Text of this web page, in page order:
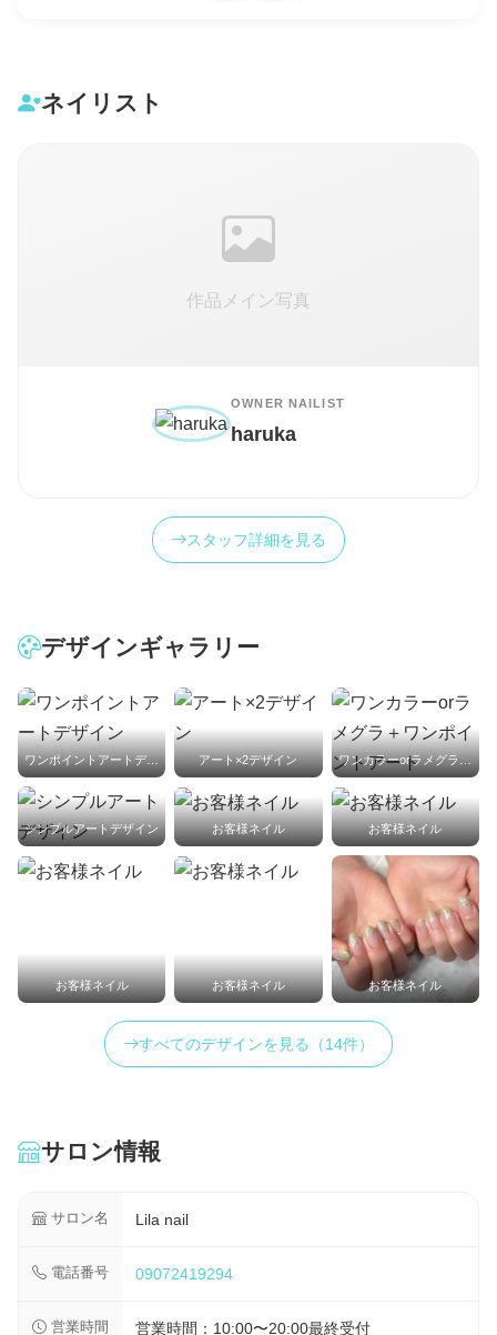
ネイリスト
作品メイン写真
OWNER NAILIST
haruka
スタッフ詳細を見る
デザインギャラリー
ワンポイントアートデザイン アート×2デザイン ワンカラーorラメグラ＋ワンポイントアート
シンプルアートデザイン お客様ネイル お客様ネイル
お客様ネイル お客様ネイル お客様ネイル
すべてのデザインを見る（14件）
サロン情報
サロン名 Lila nail
電話番号 09072419294
営業時間 営業時間：10:00〜20:00最終受付